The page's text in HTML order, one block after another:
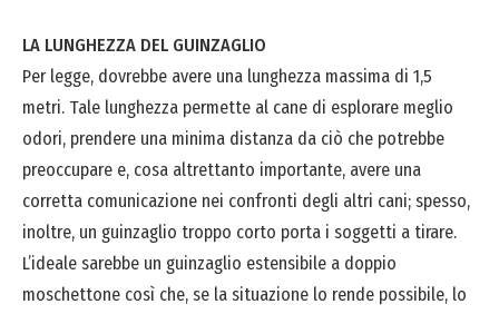
LA LUNGHEZZA DEL GUINZAGLIO
Per legge, dovrebbe avere una lunghezza massima di 1,5
metri. Tale lunghezza permette al cane di esplorare meglio
odori, prendere una minima distanza da ciò che potrebbe
preoccupare e, cosa altrettanto importante, avere una
corretta comunicazione nei confronti degli altri cani; spesso,
inoltre, un guinzaglio troppo corto porta i soggetti a tirare.
L’ideale sarebbe un guinzaglio estensibile a doppio
moschettone così che, se la situazione lo rende possibile, lo